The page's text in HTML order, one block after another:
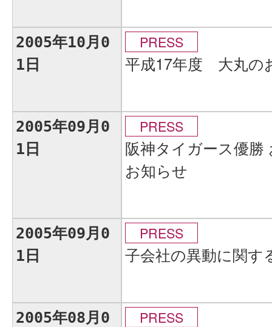
2005年10月0
1日
PRESS
平成17年度 大丸の
2005年09月0
1日
PRESS
阪神タイガース優
お知らせ
2005年09月0
1日
PRESS
子会社の異動に関す
2005年08月0
PRESS